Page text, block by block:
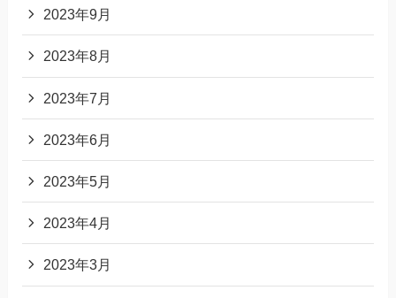
2023年9月
2023年8月
2023年7月
2023年6月
2023年5月
2023年4月
2023年3月